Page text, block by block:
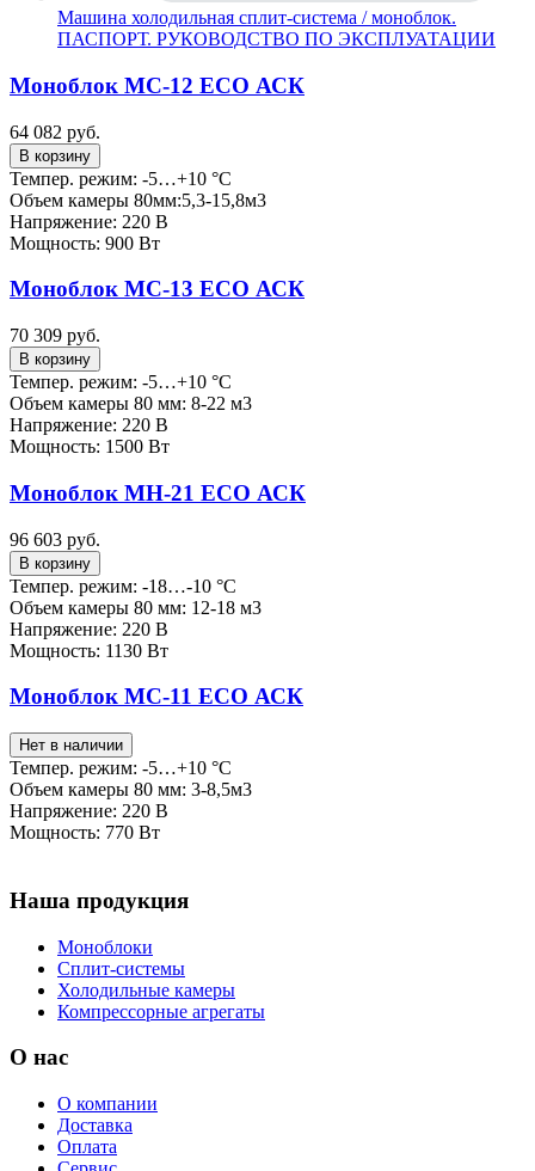
Машина холодильная сплит-система / моноблок.
ПАСПОРТ. РУКОВОДСТВО ПО ЭКСПЛУАТАЦИИ
Моноблок МС-12 ECO АСК
64 082 руб.
В корзину
Темпер. режим: -5…+10 °C
Объем камеры 80мм:5,3-15,8м3
Напряжение: 220 В
Мощность: 900 Вт
Моноблок МС-13 ECO АСК
70 309 руб.
В корзину
Темпер. режим: -5…+10 °C
Объем камеры 80 мм: 8-22 м3
Напряжение: 220 В
Мощность: 1500 Вт
Моноблок МН-21 ECO АСК
96 603 руб.
В корзину
Темпер. режим: -18…-10 °C
Объем камеры 80 мм: 12-18 м3
Напряжение: 220 В
Мощность: 1130 Вт
Моноблок МС-11 ECO АСК
Нет в наличии
Темпер. режим: -5…+10 °C
Объем камеры 80 мм: 3-8,5м3
Напряжение: 220 В
Мощность: 770 Вт
Наша продукция
Моноблоки
Сплит-системы
Холодильные камеры
Компрессорные агрегаты
О нас
О компании
Доставка
Оплата